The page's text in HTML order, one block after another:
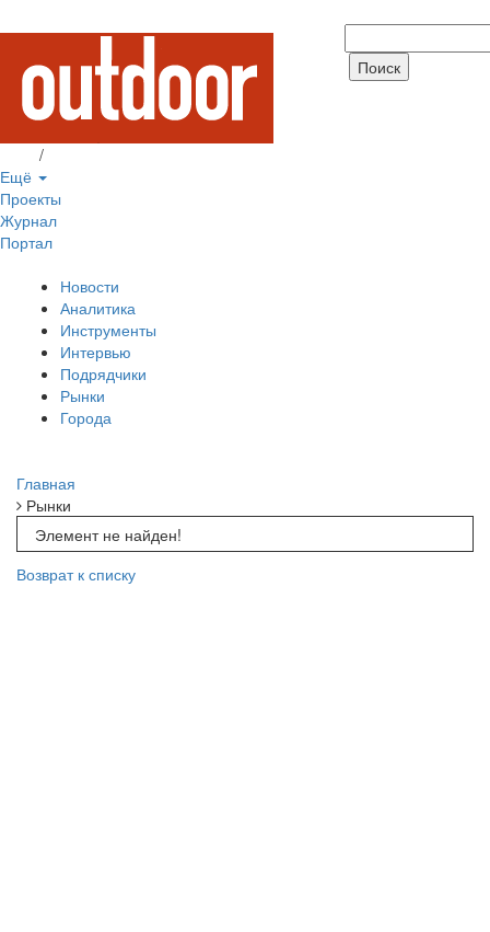
/
Ещё
Проекты
Журнал
Портал
Новости
Аналитика
Инструменты
Интервью
Подрядчики
Рынки
Города
Главная
Рынки
Элемент не найден!
Возврат к списку